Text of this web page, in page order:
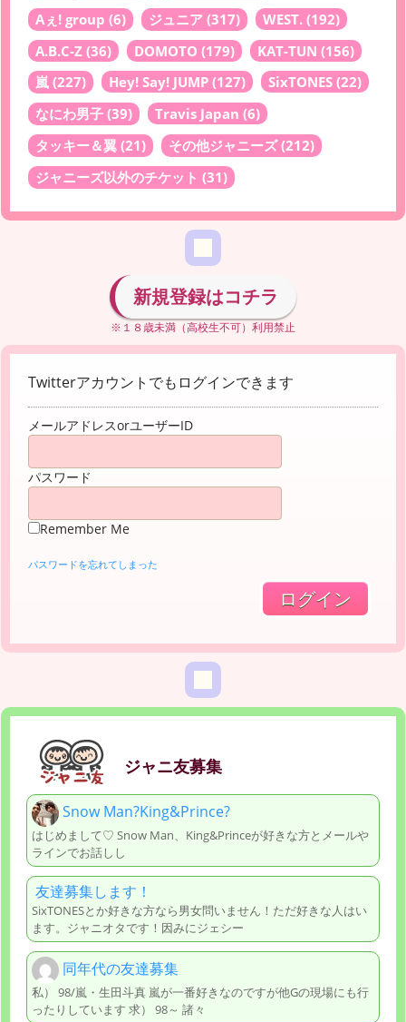
Aぇ! group (6) ジュニア (317) WEST. (192)
A.B.C-Z (36) DOMOTO (179) KAT-TUN (156)
嵐 (227) Hey! Say! JUMP (127) SixTONES (22)
なにわ男子 (39) Travis Japan (6)
タッキー＆翼 (21) その他ジャニーズ(212)
ジャニーズ以外のチケット (31)
新規登録はコチラ
※１８歳未満（高校生不可）利用禁止
Twitterアカウントでもログインできます
メールアドレスorユーザーID
パスワード
Remember Me
パスワードを忘れてしまった
ジャニ友募集
Snow Man?King&Prince?
はじめまして♡ Snow Man、King&Princeが好きな方とメールや
ラインでお話しし
友達募集します！
SixTONESとか好きな方なら男女問いません！ただ好きな人はい
ます。ジャニオタです！因みにジェシー
同年代の友達募集
私） 98/嵐・生田斗真 嵐が一番好きなのですが他Gの現場にも行
ったりしています 求） 98～ 諸々